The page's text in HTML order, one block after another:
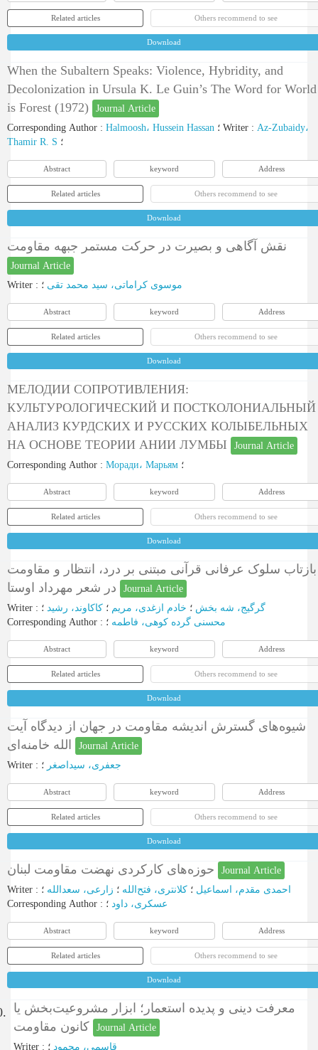
Related articles Others recommend to see
Download
When the Subaltern Speaks: Violence, Hybridity, and
Decolonization in Ursula K. Le Guin’s The Word for World
is Forest (1972)
Journal Article
Corresponding Author : Halmoosh، Hussein Hassan Writer : Az-Zubaidy،
Thamir R. S ؛
Abstract keyword Address
Related articles Others recommend to see
Download
نقش آگاهی و بصیرت در حرکت مستمر جبهه مقاومت
Journal Article
Writer : موسوی کراماتی، سید محمد تقی ؛
Abstract keyword Address
Related articles Others recommend to see
Download
МЕЛОДИИ СОПРОТИВЛЕНИЯ:
КУЛЬТУРОЛОГИЧЕСКИЙ И ПОСТКОЛОНИАЛЬНЫЙ
АНАЛИЗ КУРДСКИХ И РУССКИХ КОЛЫБЕЛЬНЫХ
НА ОСНОВЕ ТЕОРИИ АНИИ ЛУМБЫ
Journal Article
Corresponding Author : Моради، Марьям ؛
Abstract keyword Address
Related articles Others recommend to see
Download
بازتاب سلوک عرفانی قرآنی مبتنی بر درد، انتظار و مقاومت
Journal Article
Writer : گرگیج، شه بخش ؛ خادم ازغدی، مریم ؛ کاکاوند، رشید ؛
Corresponding Author : محسنی گرده کوهی، فاطمه ؛
Abstract keyword Address
Related articles Others recommend to see
Download
شیوه‌های گسترش اندیشه مقاومت در جهان از دیدگاه آیت
Journal Article
Writer : جعفری، سیداصغر ؛
Abstract keyword Address
Related articles Others recommend to see
Download
Journal Article
Writer : احمدی مقدم، اسماعیل ؛ کلانتری، فتح‌الله ؛ زارعی، سعدالله ؛
Corresponding Author : عسکری، داود ؛
Abstract keyword Address
Related articles Others recommend to see
Download
معرفت دینی و پدیده استعمار؛ ابزار مشروعیت‌بخش یا
Journal Article
Writer : قاسمی، محمود ؛